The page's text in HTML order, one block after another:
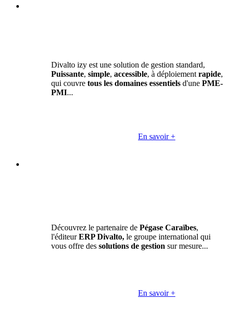
Divalto izy est une solution de gestion standard,
Puissante, simple, accessible, à déploiement rapide,
qui couvre tous les domaines essentiels d'une PME-
PMI...
En savoir +
Découvrez le partenaire de Pégase Caraïbes,
l'éditeurERP Divalto, le groupe international qui
vous offre des solutions de gestion sur mesure...
En savoir +